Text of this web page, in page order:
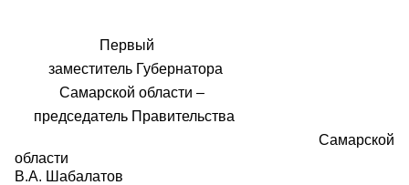
Первый
заместитель Губернатора
Самарской области –
председатель Правительства
Самарской
области
В.А. Шабалатов